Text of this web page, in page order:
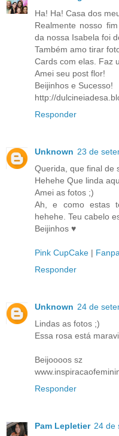
Ha! Ha! Casa dos
Realmente nosso
da nossa Isabela foi
Também amo tirar
Cards com elas. Faz
Amei seu post flor!
Beijinhos e Sucesso!
http://
Responder
Unknown 23 de
Querida, que final de
Hehehe Que linda
Amei as fotos ;)
Ah, e como estas
hehehe. Teu cabelo
Beijinhos ♥
Pink CupCake |
Responder
Unknown 24 de
Lindas as fotos ;)
Essa rosa está
Beijoooos sz
Responder
Pam Lepletier 24 de